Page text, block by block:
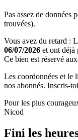
Pas assez de données
trouvées).
Vous avez du retard :
06/07/2026 et ont déjà
Ce bien est réservé
Les coordonnées et le
nos abonnés. Inscris-
Pour les plus
Nicod
Fini les